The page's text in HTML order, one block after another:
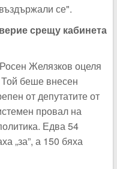
се".
срещу кабинета
Желязков оцеля
беше внесен
от депутатите от
провал на
Едва 54
„за”, а 150 бяха